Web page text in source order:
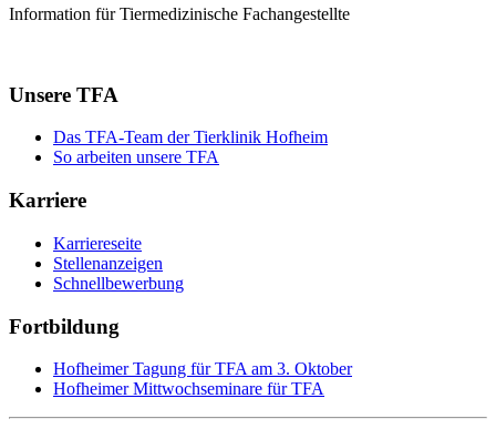
Information für Tiermedizinische Fachangestellte
Unsere TFA
Das TFA-Team der Tierklinik Hofheim
So arbeiten unsere TFA
Karriere
Karriereseite
Stellenanzeigen
Schnellbewerbung
Fortbildung
Hofheimer Tagung für TFA am 3. Oktober
Hofheimer Mittwochseminare für TFA